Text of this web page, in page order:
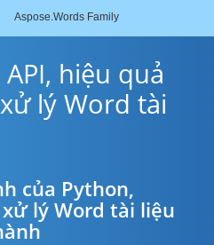
Aspose.Words Family
hiệu quả
lý Word tài
của Python,
xử lý Word tài liệu